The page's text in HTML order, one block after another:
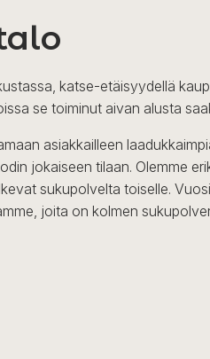
katse-etäisyydellä
se toiminut aivan alusta
asiakkailleen
jokaiseen tilaan. Olemme
sukupolvelta toiselle.
joita on kolmen